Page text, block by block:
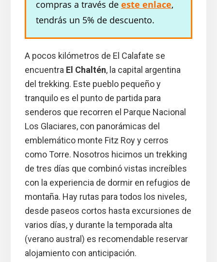
compras a través de este enlace,
tendrás un 5% de descuento.
A pocos kilómetros de El Calafate se
encuentra El Chaltén, la capital argentina
del trekking. Este pueblo pequeño y
tranquilo es el punto de partida para
senderos que recorren el Parque Nacional
Los Glaciares, con panorámicas del
emblemático monte Fitz Roy y cerros
como Torre. Nosotros hicimos un trekking
de tres días que combinó vistas increíbles
con la experiencia de dormir en refugios de
montaña. Hay rutas para todos los niveles,
desde paseos cortos hasta excursiones de
varios días, y durante la temporada alta
(verano austral) es recomendable reservar
alojamiento con anticipación.